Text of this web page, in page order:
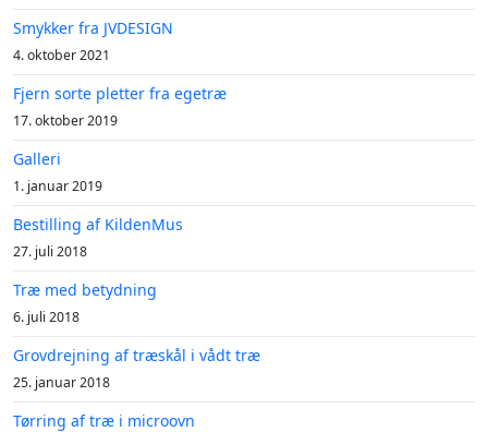
Smykker fra JVDESIGN
4. oktober 2021
Fjern sorte pletter fra egetræ
17. oktober 2019
Galleri
1. januar 2019
Bestilling af KildenMus
27. juli 2018
Træ med betydning
6. juli 2018
Grovdrejning af træskål i vådt træ
25. januar 2018
Tørring af træ i microovn